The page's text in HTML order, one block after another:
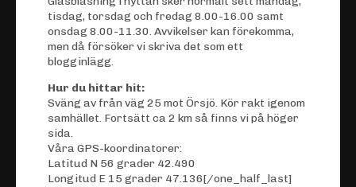
tisdag, torsdag och fredag 8.00-16.00 samt
onsdag 8.00-11.30. Avvikelser kan förekomma,
men då försöker vi skriva det som ett
blogginlägg.
Hur du hittar hit:
Sväng av från väg 25 mot Örsjö. Kör rakt igenom
samhället. Fortsätt ca 2 km så finns vi på höger
sida.
Våra GPS-koordinatorer:
Latitud N 56 grader 42.490
Longitud E 15 grader 47.136[/one_half_last]